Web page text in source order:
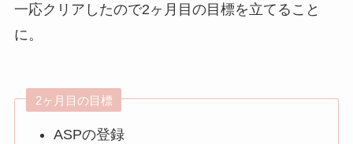
一応クリアしたので2ヶ月目の目標を立てること
に。
2ヶ月目の目標
ASPの登録